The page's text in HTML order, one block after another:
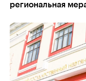
региональная